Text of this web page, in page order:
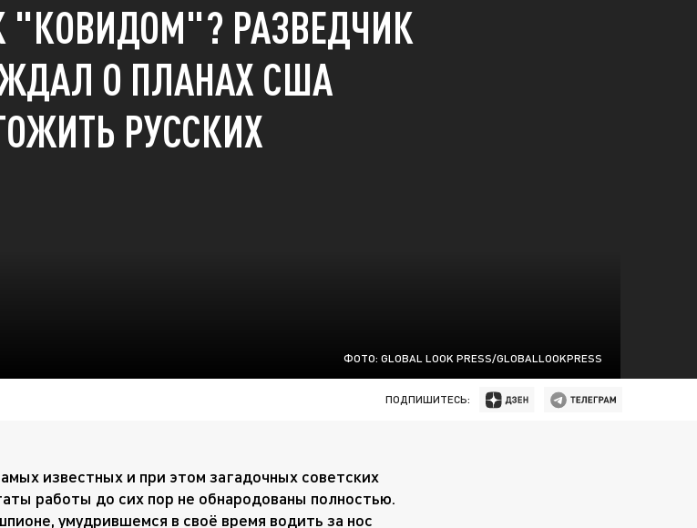
ФОТО: GLOBAL LOOK PRESS/GLOBALLOOKPRESS
"КОВИДОМ"? РАЗВЕДЧИК
О ПЛАНАХ США
РУССКИХ
ПОДПИШИТЕСЬ:
известных и при этом загадочных советских
работы до сих пор не обнародованы полностью.
умудрившемся в своё время водить за нос